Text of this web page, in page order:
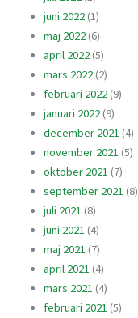
juni 2022(1)
maj 2022(6)
april 2022(5)
mars 2022(2)
februari 2022(9)
januari 2022(9)
december 2021 (4)
november 2021 (5)
oktober 2021 (7)
september 2021 (8)
juli 2021 (8)
juni 2021 (4)
maj 2021 (7)
april 2021 (4)
mars 2021 (4)
februari 2021 (5)